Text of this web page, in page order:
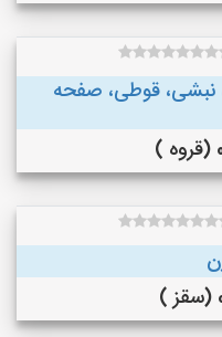
نبشی، قوطی، صفحه